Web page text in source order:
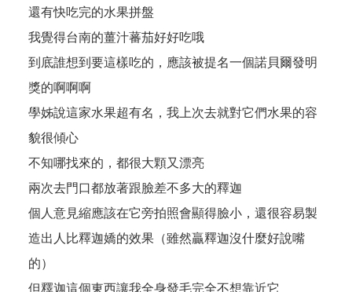
還有快吃完的水果拼盤
我覺得台南的薑汁蕃茄好好吃哦
到底誰想到要這樣吃的，應該被提名一個諾貝爾發明
獎的啊啊啊
學姊說這家水果超有名，我上次去就對它們水果的容
貌很傾心
不知哪找來的，都很大顆又漂亮
兩次去門口都放著跟臉差不多大的釋迦
個人意見縮應該在它旁拍照會顯得臉小，還很容易製
造出人比釋迦嬌的效果（雖然贏釋迦沒什麼好說嘴
的）
但釋迦這個東西讓我全身發毛完全不想靠近它